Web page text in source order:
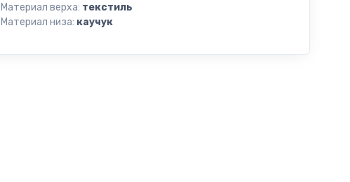
Материал верха: текстиль
Материал низа: каучук